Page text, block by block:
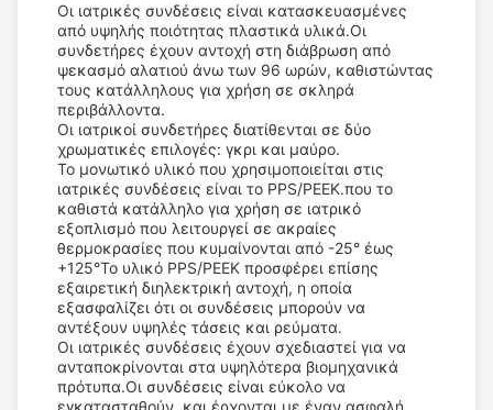
Οι ιατρικές συνδέσεις είναι κατασκευασμένες
από υψηλής ποιότητας πλαστικά υλικά.Οι
συνδετήρες έχουν αντοχή στη διάβρωση από
ψεκασμό αλατιού άνω των 96 ωρών, καθιστώντας
τους κατάλληλους για χρήση σε σκληρά
περιβάλλοντα.
Οι ιατρικοί συνδετήρες διατίθενται σε δύο
χρωματικές επιλογές: γκρι και μαύρο.
Το μονωτικό υλικό που χρησιμοποιείται στις
ιατρικές συνδέσεις είναι το PPS/PEEK.που το
καθιστά κατάλληλο για χρήση σε ιατρικό
εξοπλισμό που λειτουργεί σε ακραίες
θερμοκρασίες που κυμαίνονται από -25° έως
+125°Το υλικό PPS/PEEK προσφέρει επίσης
εξαιρετική διηλεκτρική αντοχή, η οποία
εξασφαλίζει ότι οι συνδέσεις μπορούν να
αντέξουν υψηλές τάσεις και ρεύματα.
Οι ιατρικές συνδέσεις έχουν σχεδιαστεί για να
ανταποκρίνονται στα υψηλότερα βιομηχανικά
πρότυπα.Οι συνδέσεις είναι εύκολο να
εγκατασταθούν, και έρχονται με έναν ασφαλή